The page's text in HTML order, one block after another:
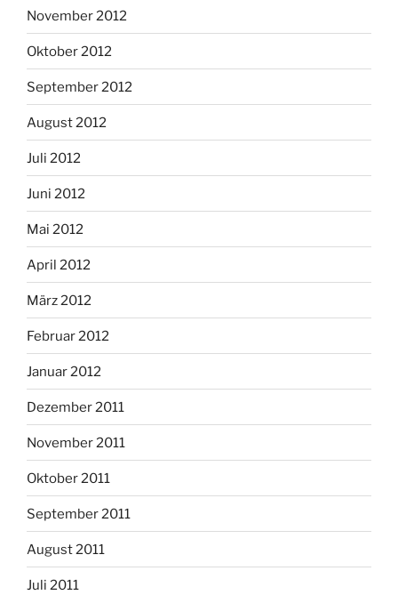
November 2012
Oktober 2012
September 2012
August 2012
Juli 2012
Juni 2012
Mai 2012
April 2012
März 2012
Februar 2012
Januar 2012
Dezember 2011
November 2011
Oktober 2011
September 2011
August 2011
Juli 2011